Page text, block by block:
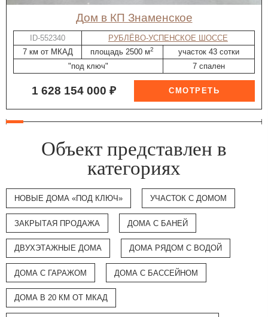
дом в КП Знаменское
ID-552340
РУБЛЁВО-УСПЕНСКОЕ ШОССЕ
7 км от МКАД
площадь 2500 м2
участок 43 сотки
"под ключ"
7 спален
1 628 154 000 ₽
Объект представлен в
категориях
НОВЫЕ ДОМА «ПОД КЛЮЧ» УЧАСТОК С ДОМОМ
ЗАКРЫТАЯ ПРОДАЖА ДОМА С БАНЕЙ
ДВУХЭТАЖНЫЕ ДОМА ДОМА РЯДОМ С ВОДОЙ
ДОМА С ГАРАЖОМ ДОМА С БАССЕЙНОМ
ДОМА В 20 КМ ОТ МКАД